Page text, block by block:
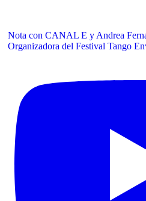
Nota con CANAL E y Andrea
Organizadora del Festival Tango